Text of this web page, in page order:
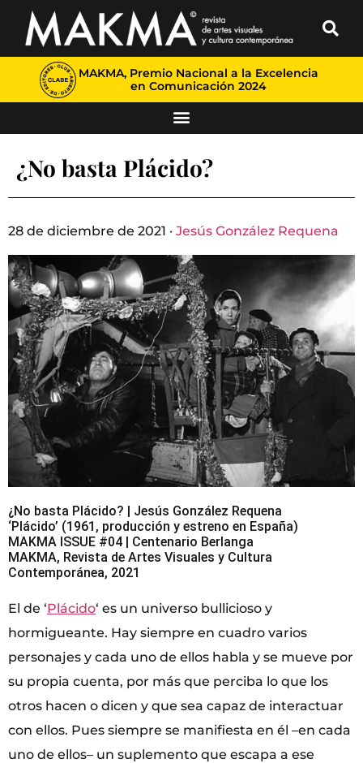
MAKMA, Premio Nacional a la Excelencia
en Comunicación 2024
¿No basta Plácido?
28 de diciembre de 2021 · Jesús González Requena
¿No basta Plácido? | Jesús González Requena
‘Plácido’ (1961, producción y estreno en España)
MAKMA ISSUE #04 | Centenario Berlanga
MAKMA, Revista de Artes Visuales y Cultura
Contemporánea, 2021
El de ‘Plácido‘ es un universo bullicioso y
hormigueante. Hay siempre en cuadro varios
personajes y cada uno de ellos habla y se mueve por
su propia cuenta, por más que perciba lo que los
otros hacen o dicen y que sea capaz de interactuar
con ellos. Pues siempre se manifiesta en él –en cada
uno de ellos– un suplemento que escapa a ese